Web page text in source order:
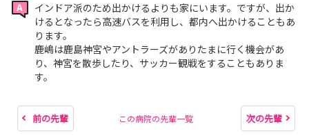
インドア派のため出かけるよりも家にいます。ですが、出か
けるとなったら高速バスを利用し、都内へ出かけることもあ
ります。
鹿嶋は鹿島神宮やアントラーズがありたまに行く機会があ
り、神宮を散歩したり、サッカー観戦をすることもありま
す。
前の先輩 この病院の先輩一覧 次の先輩